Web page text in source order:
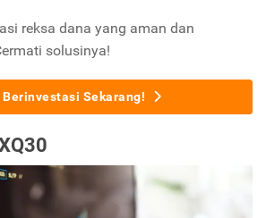
reksa dana yang aman dan
solusinya!
Sekarang!